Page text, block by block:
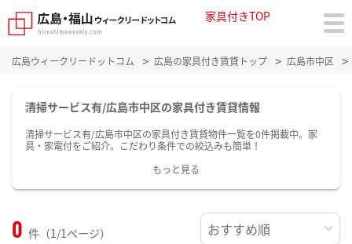
家具付きTOP
広島ウィークリードットコム 広島の家具付き賃貸トップ 広島市中区
清掃サービス有/広島市中区の家具付き賃貸情報
清掃サービス有/広島市中区の家具付き賃貸物件一覧を0件掲載中。家
具・家電付をご紹介。こだわり条件での絞込みも簡単！
もっと見る
0 件（1/1ページ）